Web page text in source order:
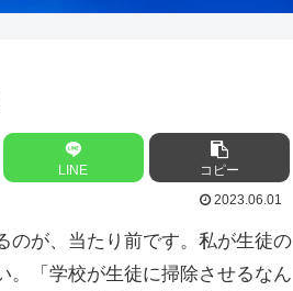
の学校
LINE
コピー
2023.06.01
が、当たり前です。私が生徒の
。「学校が生徒に掃除させるなん